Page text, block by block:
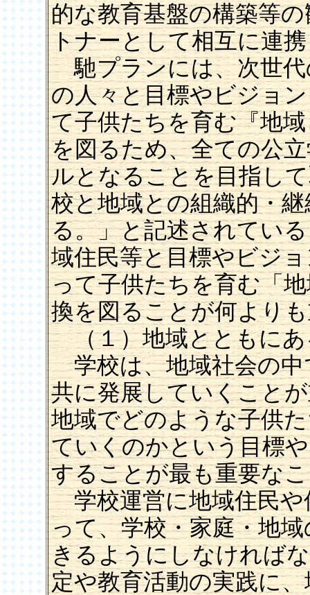
的な教育基盤の構築等
トナーとして相互に連
馳プランには、次世代
の人々と目標やビジョ
て子供たちを育む『地
を図るため、全ての公
ルとなることを目指し
校と地域との組織的・
る。」と記述されてい
域住民等と目標やビジ
って子供たちを育む「
換を図ることが何より
（１）地域とともにあ
学校は、地域社会の中
共に発展していくこと
地域でどのような子供
ていくのかという目標
することが最も重要な
学校運営に地域住民や
って、学校・家庭・地
きるようにしなければ
定や教育活動の実践に